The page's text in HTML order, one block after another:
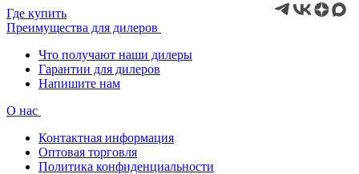
Где купить
Преимущества для дилеров
Что получают наши дилеры
Гарантии для дилеров
Напишите нам
О нас
Контактная информация
Оптовая торговля
Политика конфиденциальности